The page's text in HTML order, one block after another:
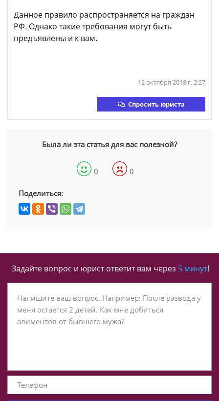
Данное правило распространяется на граждан
РФ. Однако такие требования могут быть
предъявлены и к вам.
12 октября 2018 г. 2:27
Спросить юриста
Была ли эта статья для вас полезной?
0 0
Поделиться:
Задайте вопрос и юрист ответит вам через 5 минут!